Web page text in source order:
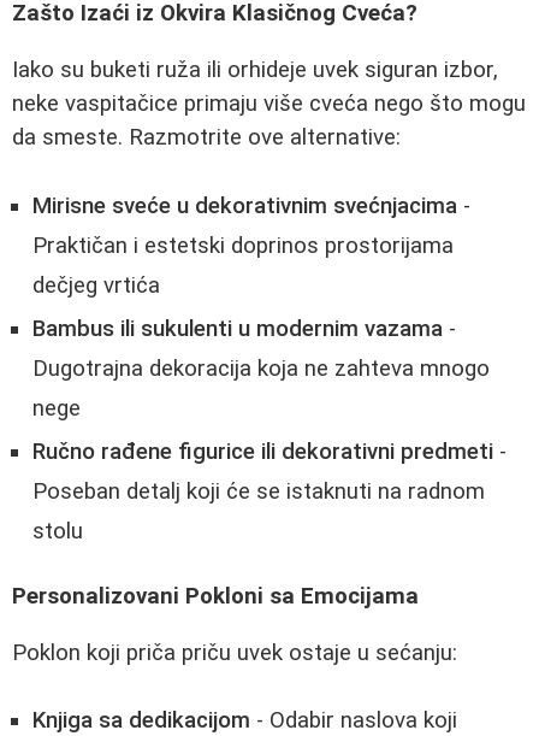
Zašto Izaći iz Okvira Klasičnog Cveća?
Iako su buketi ruža ili orhideje uvek siguran izbor,
neke vaspitačice primaju više cveća nego što mogu
da smeste. Razmotrite ove alternative:
Mirisne sveće u dekorativnim svećnjacima -
Praktičan i estetski doprinos prostorijama
dečjeg vrtića
Bambus ili sukulenti u modernim vazama -
Dugotrajna dekoracija koja ne zahteva mnogo
nege
Ručno rađene figurice ili dekorativni predmeti -
Poseban detalj koji će se istaknuti na radnom
stolu
Personalizovani Pokloni sa Emocijama
Poklon koji priča priču uvek ostaje u sećanju:
Knjiga sa dedikacijom - Odabir naslova koji